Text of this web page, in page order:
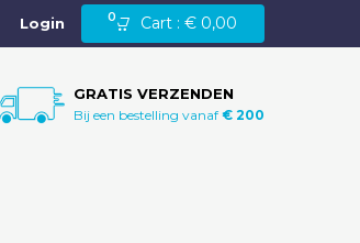
Cart : € 0,00
0
Login
GRATIS VERZENDEN
Bij een bestelling vanaf € 200